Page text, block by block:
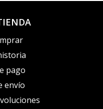
pago
envío